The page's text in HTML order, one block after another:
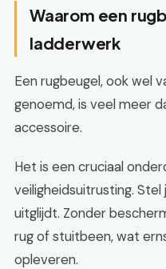
Waarom een
ladderwerk
Een rugbeugel, ook wel
genoemd, is veel meer
accessoire.
Het is een cruciaal
veiligheidsuitrusting.
uitglijdt. Zonder
rug of stuitbeen, wat
opleveren.